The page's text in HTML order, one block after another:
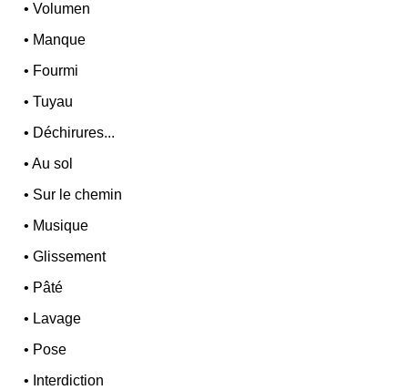
•Volumen
• Manque
• Fourmi
•Tuyau
• Déchirures...
•Au sol
• Sur le chemin
• Musique
•Glissement
• Pâté
• Lavage
• Pose
• Interdiction